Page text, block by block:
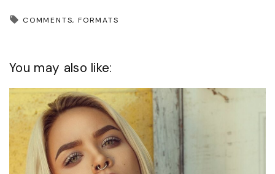
COMMENTS FORMATS
You may also like: